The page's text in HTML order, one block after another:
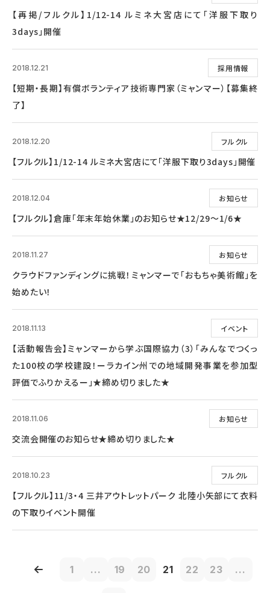
【再掲/フルクル】1/12-14 ルミネ大宮店にて「洋服下取り
3days」開催
採用情報
2018.12.21
【短期・長期】有償ボランティア技術専門家（ミャンマー）【募集終
了】
フルクル
2018.12.20
【フルクル】1/12-14 ルミネ大宮店にて「洋服下取り3days」開催
お知らせ
2018.12.04
【フルクル】倉庫「年末年始休業」のお知らせ★12/29～1/6★
お知らせ
2018.11.27
クラウドファンディングに挑戦！ミャンマーで「おもちゃ美術館」を
始めたい！
イベント
2018.11.13
【活動報告会】ミャンマーから学ぶ国際協力（3）「みんなでつくっ
た100校の学校建設！ーラカイン州での地域開発事業を参加型
評価でふりかえるー」★締め切りました★
お知らせ
2018.11.06
交流会開催のお知らせ★締め切りました★
フルクル
2018.10.23
【フルクル】11/3・4 三井アウトレットパーク 北陸小矢部にて衣料
の下取りイベント開催
1 ... 19 20 21 22 23 ...